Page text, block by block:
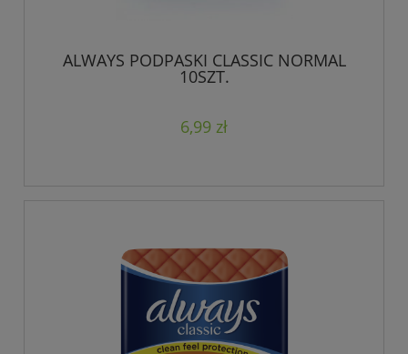
ALWAYS PODPASKI CLASSIC NORMAL
10SZT.
6,99 zł